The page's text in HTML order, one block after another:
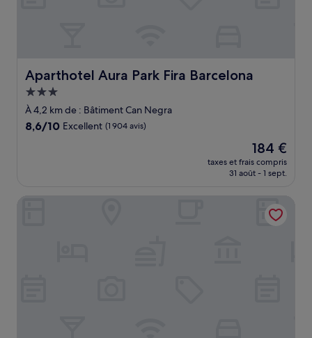
Aparthotel Aura Park Fira Barcelona
Aparthotel Aura Park Fira Barcelona
Hébergement
3.0 étoiles
À 4,2 km de : Bâtiment Can Negra
8.6
8,6/10 Excellent (1 904 avis)
Le
nouveau
prix
de
184 €
184 €
taxes et frais compris
31 août - 1 sept.